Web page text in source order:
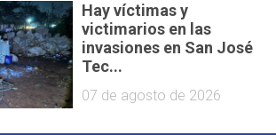
Hay víctimas y
victimarios en las
invasiones en San José
Tec...
07 de agosto de 2026